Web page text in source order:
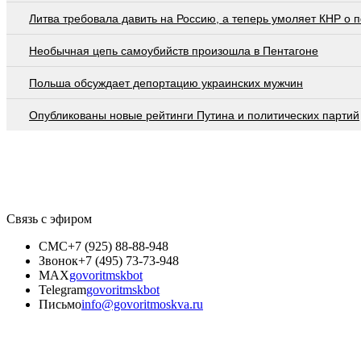
Литва требовала давить на Россию, а теперь умоляет КНР о
Необычная цепь самоубийств произошла в Пентагоне
Польша обсуждает депортацию украинских мужчин
Опубликованы новые рейтинги Путина и политических партий
Связь с эфиром
СМС+7 (925) 88-88-948
Звонок+7 (495) 73-73-948
MAXgovoritmskbot
Telegramgovoritmskbot
Письмоinfo@govoritmoskva.ru